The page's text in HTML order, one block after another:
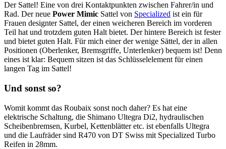
Der Sattel! Eine von drei Kontaktpunkten zwischen Fahrer/in und
Rad. Der neue Power Mimic Sattel von Specialized ist ein für
Frauen designter Sattel, der einen weicheren Bereich im vorderen
Teil hat und trotzdem guten Halt bietet. Der hintere Bereich ist fester
und bietet guten Halt. Für mich einer der wenige Sättel, der in allen
Positionen (Oberlenker, Bremsgriffe, Unterlenker) bequem ist! Denn
eines ist klar: Bequem sitzen ist das Schlüsselelement für einen
langen Tag im Sattel!
Und sonst so?
Womit kommt das Roubaix sonst noch daher? Es hat eine
elektrische Schaltung, die Shimano Ultegra Di2, hydraulischen
Scheibenbremsen, Kurbel, Kettenblätter etc. ist ebenfalls Ultegra
und die Laufräder sind R470 von DT Swiss mit Specialized Turbo
Reifen in 28mm.